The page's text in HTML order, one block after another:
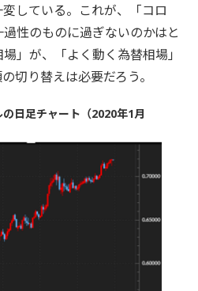
している。これが、「コロ
性のものに過ぎないのかはと
」が、「よく動く為替相場」
切り替えは必要だろう。
の日足チャート（2020年1月